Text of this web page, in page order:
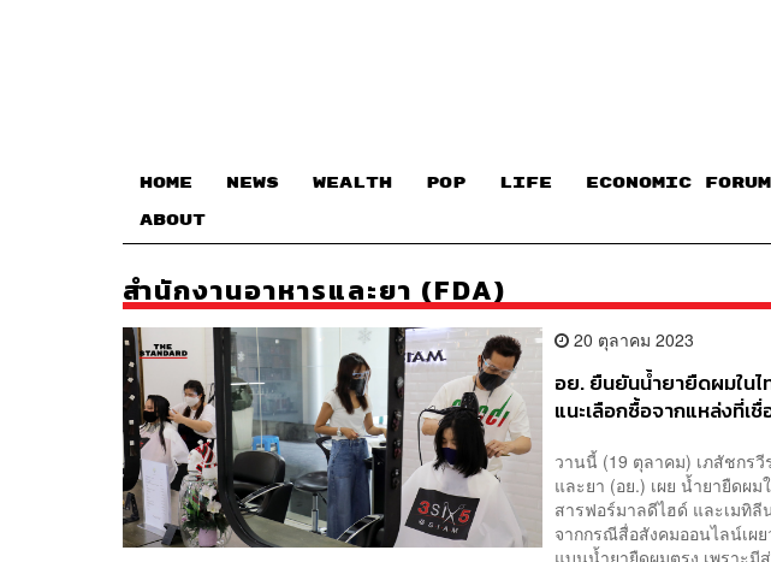
HOME NEWS WEALTH POP LIFE ECONOMIC FORUM
ABOUT
สำนักงานอาหารและยา (FDA)
20 ตุลาคม 2023
อย. ยืนยันน้ำยายืดผมในไ
แนะเลือกซื้อจากแหล่งที่เ
วานนี้ (19 ตุลาคม) เภสัชกร
และยา (อย.) เผย น้ำยายืดผ
สารฟอร์มาลดีไฮด์ และเมทิ
จากกรณีสื่อสังคมออนไลน์เผย
แบนน้ำยายืดผมตรง เพราะ